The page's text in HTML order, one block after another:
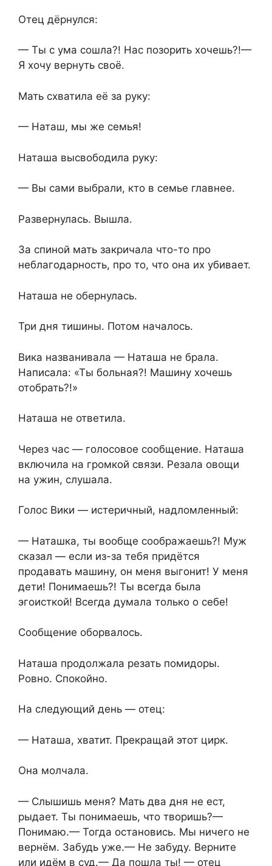
Отец дёрнулся:
— Ты с ума сошла?! Нас позорить хочешь?!—
Я хочу вернуть своё.
Мать схватила её за руку:
— Наташ, мы же семья!
Наташа высвободила руку:
— Вы сами выбрали, кто в семье главнее.
Развернулась. Вышла.
За спиной мать закричала что-то про
неблагодарность, про то, что она их убивает.
Наташа не обернулась.
Три дня тишины. Потом началось.
Вика названивала — Наташа не брала.
Написала: «Ты больная?! Машину хочешь
отобрать?!»
Наташа не ответила.
Через час — голосовое сообщение. Наташа
включила на громкой связи. Резала овощи
на ужин, слушала.
Голос Вики — истеричный, надломленный:
— Наташка, ты вообще соображаешь?! Муж
сказал — если из-за тебя придётся
продавать машину, он меня выгонит! У меня
дети! Понимаешь?! Ты всегда была
эгоисткой! Всегда думала только о себе!
Сообщение оборвалось.
Наташа продолжала резать помидоры.
Ровно. Спокойно.
На следующий день — отец:
— Наташа, хватит. Прекращай этот цирк.
Она молчала.
— Слышишь меня? Мать два дня не ест,
рыдает. Ты понимаешь, что творишь?—
Понимаю.— Тогда остановись. Мы ничего не
вернём. Забудь уже.— Не забуду. Верните
или идём в суд.— Да пошла ты! — отец